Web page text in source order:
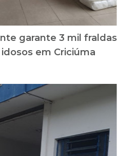
garante 3 mil fraldas
em Criciúma